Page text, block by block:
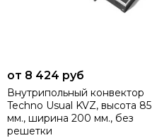
от 8 424 руб
Внутрипольный конвектор
Techno Usual KVZ, высота 85
мм., ширина 200 мм., без
решетки